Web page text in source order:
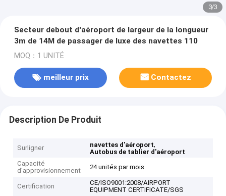
1/3
Secteur debout d'aéroport de largeur de la longueur
3m de 14M de passager de luxe des navettes 110
MOQ：1 UNITÉ
meilleur prix Contactez
Description De Produit
Surligner navettes d'aéroport,
Autobus de tablier d'aéroport
Capacité
d'approvisionnement
24 unités par mois
Certification
CE/ISO9001:2008/AIRPORT
EQUIPMENT CERTIFICATE/SGS